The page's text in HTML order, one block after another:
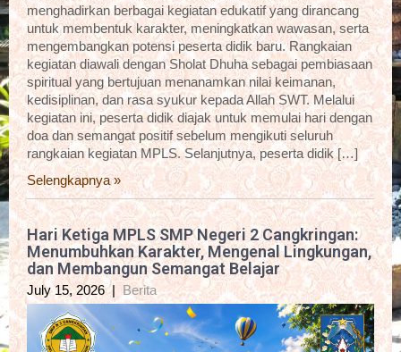
menghadirkan berbagai kegiatan edukatif yang dirancang
untuk membentuk karakter, meningkatkan wawasan, serta
mengembangkan potensi peserta didik baru. Rangkaian
kegiatan diawali dengan Sholat Dhuha sebagai pembiasaan
spiritual yang bertujuan menanamkan nilai keimanan,
kedisiplinan, dan rasa syukur kepada Allah SWT. Melalui
kegiatan ini, peserta didik diajak untuk memulai hari dengan
doa dan semangat positif sebelum mengikuti seluruh
rangkaian kegiatan MPLS. Selanjutnya, peserta didik […]
Selengkapnya »
Hari Ketiga MPLS SMP Negeri 2 Cangkringan:
Menumbuhkan Karakter, Mengenal Lingkungan,
dan Membangun Semangat Belajar
July 15, 2026 |Berita